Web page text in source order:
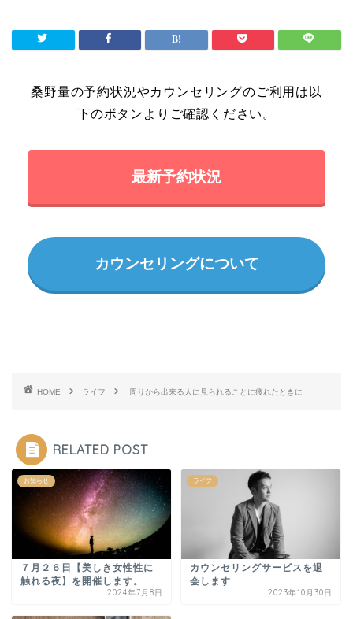
桑野量の予約状況やカウンセリングのご利用は以
下のボタンよりご確認ください。
最新予約状況
カウンセリングについて
HOME ライフ 周りから出来る人に見られることに疲れたときに
RELATED POST
お知らせ
７月２６日【美しき女性性に
触れる夜】を開催します。
2024年7月8日
ライフ
カウンセリングサービスを退
会します
2023年10月30日